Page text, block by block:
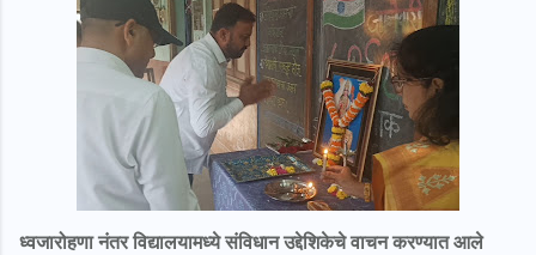
ध्वजारोहणा नंतर विद्यालयामध्ये संविधान उद्देशिकेचे वाचन करण्यात आले